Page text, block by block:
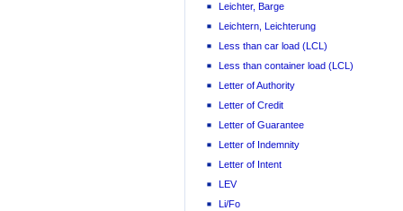
Leichter, Barge
Leichtern, Leichterung
Less than car load (LCL)
Less than container load (LCL)
Letter of Authority
Letter of Credit
Letter of Guarantee
Letter of Indemnity
Letter of Intent
LEV
Li/Fo